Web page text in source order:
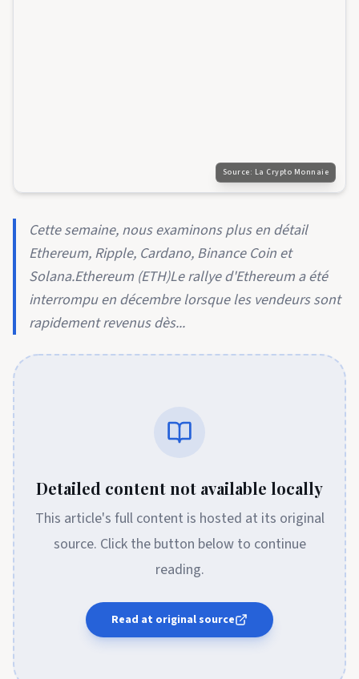
Source: La Crypto Monnaie
Cette semaine, nous examinons plus en détail
Ethereum, Ripple, Cardano, Binance Coin et
Solana.Ethereum (ETH)Le rallye d'Ethereum a été
interrompu en décembre lorsque les vendeurs sont
rapidement revenus dès...
Detailed content not available locally
This article's full content is hosted at its original
source. Click the button below to continue
reading.
Read at original source